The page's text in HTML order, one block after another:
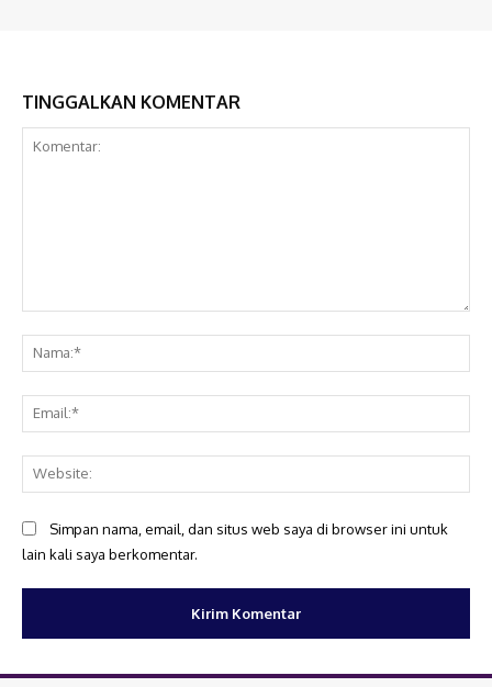
TINGGALKAN KOMENTAR
Simpan nama, email, dan situs web saya di browser ini untuk
lain kali saya berkomentar.